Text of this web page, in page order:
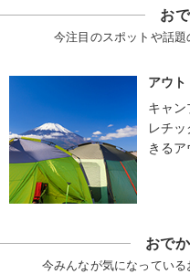
お
今注目のスポットや話
アウト
キャン
レチ
きる
おで
今みんなが気になっている